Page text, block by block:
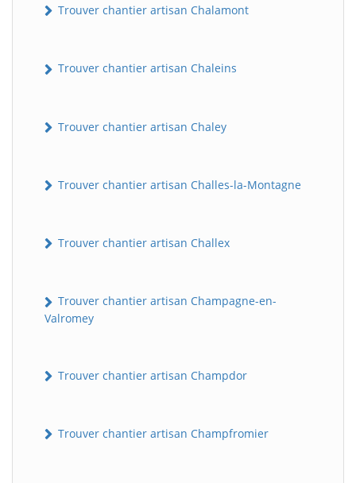
Trouver chantier artisan Chalamont
Trouver chantier artisan Chaleins
Trouver chantier artisan Chaley
Trouver chantier artisan Challes-la-Montagne
Trouver chantier artisan Challex
Trouver chantier artisan Champagne-en-
Valromey
Trouver chantier artisan Champdor
Trouver chantier artisan Champfromier